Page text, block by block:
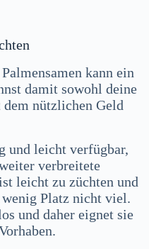
kann ein
damit sowohl deine
nützlichen Geld
und leicht verfügbar,
verbreitete
leicht zu züchten und
wenig Platz nicht viel.
und daher eignet sie